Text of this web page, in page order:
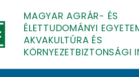
MAGYAR AGRÁR- ÉS
ÉLETTUDOMÁNYI
AKVAKULTÚRA ÉS
KÖRNYEZETBIZTONSÁGI